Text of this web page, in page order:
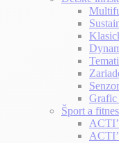
Grafic
Šport a fitnes